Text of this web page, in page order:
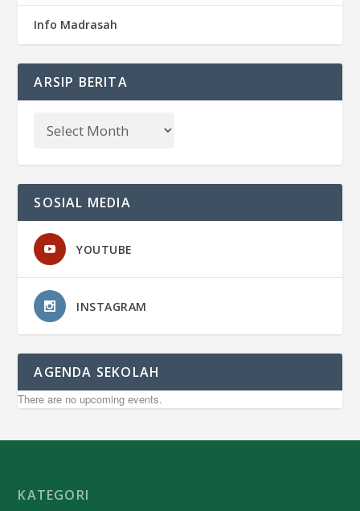
Info Madrasah
ARSIP BERITA
SOSIAL MEDIA
YOUTUBE
INSTAGRAM
AGENDA SEKOLAH
There are no upcoming events.
KATEGORI